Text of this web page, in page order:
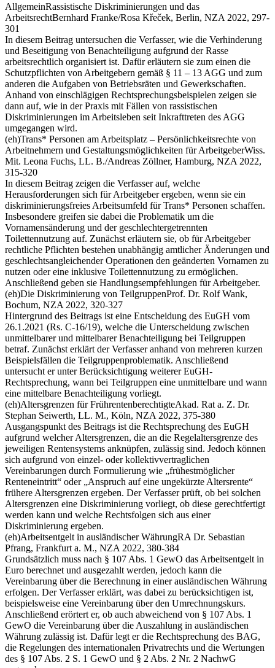
AllgemeinRassistische Diskriminierungen und das
ArbeitsrechtBernhard Franke/Rosa Křeček, Berlin, NZA 2022, 297-
301
In diesem Beitrag untersuchen die Verfasser, wie die Verhinderung
und Beseitigung von Benachteiligung aufgrund der Rasse
arbeitsrechtlich organisiert ist. Dafür erläutern sie zum einen die
Schutzpflichten von Arbeitgebern gemäß § 11 – 13 AGG und zum
anderen die Aufgaben von Betriebsräten und Gewerkschaften.
Anhand von einschlägigen Rechtsprechungsbeispielen zeigen sie
dann auf, wie in der Praxis mit Fällen von rassistischen
Diskriminierungen im Arbeitsleben seit Inkrafttreten des AGG
umgegangen wird.
(eh)Trans* Personen am Arbeitsplatz – Persönlichkeitsrechte von
Arbeitnehmern und Gestaltungsmöglichkeiten für ArbeitgeberWiss.
Mit. Leona Fuchs, LL. B./Andreas Zöllner, Hamburg, NZA 2022,
315-320
In diesem Beitrag zeigen die Verfasser auf, welche
Herausforderungen sich für Arbeitgeber ergeben, wenn sie ein
diskriminierungsfreies Arbeitsumfeld für Trans* Personen schaffen.
Insbesondere greifen sie dabei die Problematik um die
Vornamensänderung und der geschlechtergetrennten
Toilettennutzung auf. Zunächst erläutern sie, ob für Arbeitgeber
rechtliche Pflichten bestehen unabhängig amtlicher Änderungen und
geschlechtsangleichender Operationen den geänderten Vornamen zu
nutzen oder eine inklusive Toilettennutzung zu ermöglichen.
Anschließend geben sie Handlungsempfehlungen für Arbeitgeber.
(eh)Die Diskriminierung von TeilgruppenProf. Dr. Rolf Wank,
Bochum, NZA 2022, 320-327
Hintergrund des Beitrags ist eine Entscheidung des EuGH vom
26.1.2021 (Rs. C-16/19), welche die Unterscheidung zwischen
unmittelbarer und mittelbarer Benachteiligung bei Teilgruppen
betraf. Zunächst erklärt der Verfasser anhand von mehreren kurzen
Beispielsfällen die Teilgruppenproblematik. Anschließend
untersucht er unter Berücksichtigung weiterer EuGH-
Rechtsprechung, wann bei Teilgruppen eine unmittelbare und wann
eine mittelbare Benachteiligung vorliegt.
(eh)Altersgrenzen für FrührentenberechtigteAkad. Rat a. Z. Dr.
Stephan Seiwerth, LL. M., Köln, NZA 2022, 375-380
Ausgangspunkt des Beitrags ist die Rechtsprechung des EuGH
aufgrund welcher Altersgrenzen, die an die Regelaltersgrenze des
jeweiligen Rentensystems anknüpfen, zulässig sind. Jedoch können
sich aufgrund von einzel- oder kollektivvertraglichen
Vereinbarungen durch Formulierung wie „frühestmöglicher
Renteneintritt“ oder „Anspruch auf eine ungekürzte Altersrente“
frühere Altersgrenzen ergeben. Der Verfasser prüft, ob bei solchen
Altersgrenzen eine Diskriminierung vorliegt, ob diese gerechtfertigt
werden kann und welche Rechtsfolgen sich aus einer
Diskriminierung ergeben.
(eh)Arbeitsentgelt in ausländischer WährungRA Dr. Sebastian
Pfrang, Frankfurt a. M., NZA 2022, 380-384
Grundsätzlich muss nach § 107 Abs. 1 GewO das Arbeitsentgelt in
Euro berechnet und ausgezahlt werden, jedoch kann die
Vereinbarung über die Berechnung in einer ausländischen Währung
erfolgen. Der Verfasser erklärt, was dabei zu berücksichtigen ist,
beispielsweise eine Vereinbarung über den Umrechnungskurs.
Anschließend erörtert er, ob auch abweichend von § 107 Abs. 1
GewO die Vereinbarung über die Auszahlung in ausländischen
Währung zulässig ist. Dafür legt er die Rechtsprechung des BAG,
die Regelungen des internationalen Privatrechts und die Wertungen
des § 107 Abs. 2 S. 1 GewO und § 2 Abs. 2 Nr. 2 NachwG